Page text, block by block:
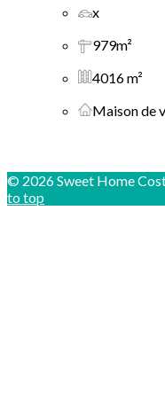
x
979m²
4016 m²
Maison de
© 2026 Sweet Home
to top